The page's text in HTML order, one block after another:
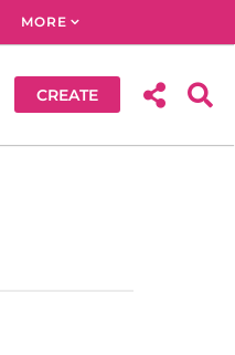
MORE
CREATE